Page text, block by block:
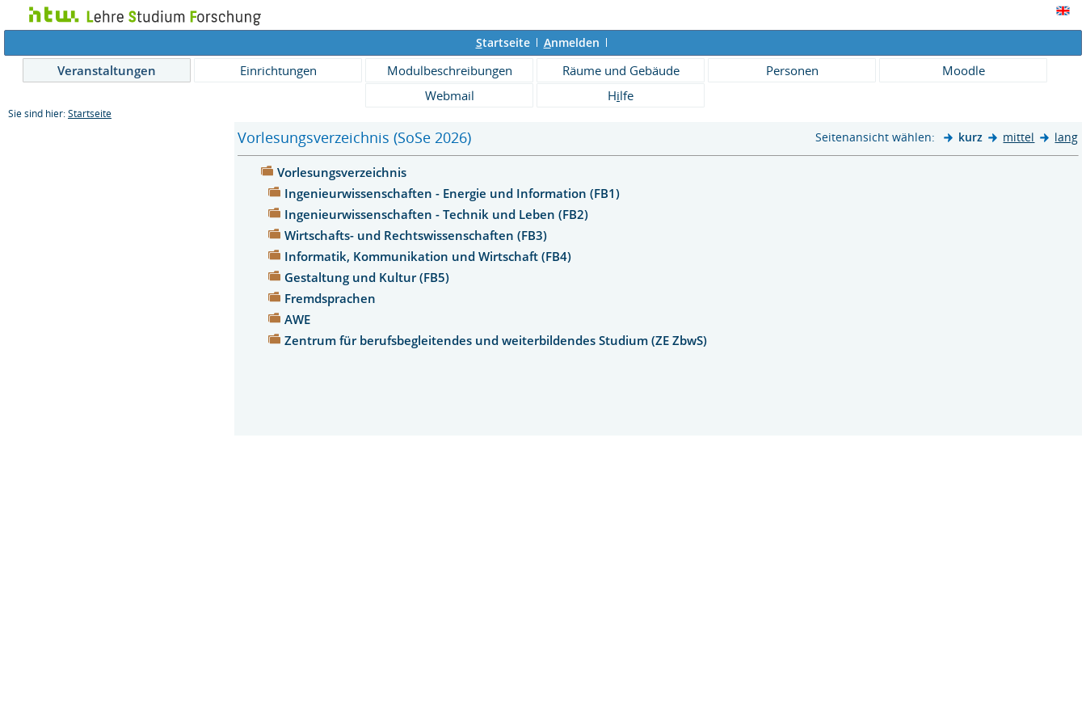
Startseite Anmelden
Veranstaltungen Einrichtungen Modulbeschreibungen Räume und Gebäude Personen
Moodle
Webmail
Hilfe
Sie sind hier: Startseite
Vorlesungsverzeichnis (SoSe 2026) Seitenansicht wählen: kurz mittel lang
Vorlesungsverzeichnis
Ingenieurwissenschaften - Energie und Information (FB1)
Ingenieurwissenschaften - Technik und Leben (FB2)
Wirtschafts- und Rechtswissenschaften (FB3)
Informatik, Kommunikation und Wirtschaft (FB4)
Gestaltung und Kultur (FB5)
Fremdsprachen
AWE
Zentrum für berufsbegleitendes und weiterbildendes Studium (ZE ZbwS)